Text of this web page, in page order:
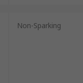
Non-Sparking